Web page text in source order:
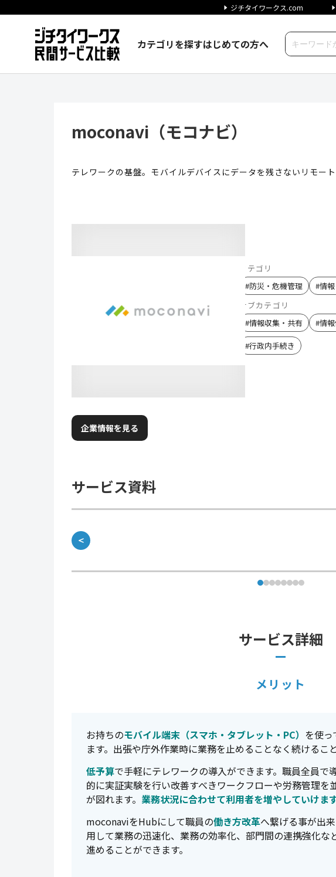
ジチタイワークス.com
カテゴリを探すはじめての方へ
moconavi（モコナビ）
テレワークの基盤。モバイルデバイスにデータを残さないリモー
カテゴリ
#防災・危機管理 #情
サブカテゴリ
#情報収集・共有 #情
#行政内手続き
企業情報を見る
サービス資料
＜
サービス詳細
メリット
お持ちのモバイル端末（スマホ・タブレット・PC） を使
ます。出張や庁外作業時に業務を止めることなく続けるこ
低予算で手軽にテレワークの導入ができます。職員全員で
的に実証実験を行い改善すべきワークフローや労務管理を
が図れます。 業務状況に合わせて利用者を増やしていけま
moconaviをHubにして職員の働き方改革へ繋げる事が出
用して業務の迅速化、業務の効率化、部門間の連携強化な
進めることができます。